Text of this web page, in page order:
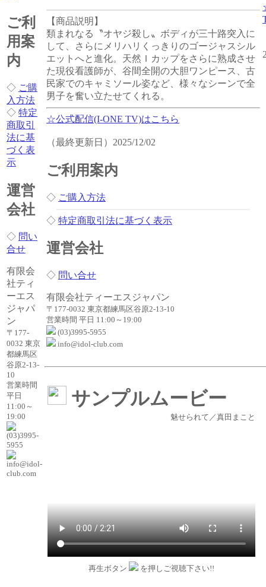
ご利
用案
内
◇ ご購
入方法
◇ 特定
商取引
法に基
づく表
示
運営
会社
◇ 問い
合せ
有限会
社ティ
ーエス
ジャパ
ン
〒177-
0032 東京
都練馬区
谷原2-13-
10
営業時間
平日
11:00～
19:00
(03)3995-
5955
info@idol-
club.com
【商品説明】
類まれなる〝オヤジ殺し〟ボディが三十路突入に
して、さらにメリハリくっきりのゴージャスシル
エットへと進化。天然Ｉカップをさらに熟成させ
た現役看護師が、谷間全開の大胆ワンピース、古
民家でのキャミソール姿など、様々なシーンで全
男子を奮い立たせてくれる。
☆公式配信(I-ONE TV)はこちら
（最終更新日）2025/12/02
ご利用案内
◇ ご購入方法
◇ 特定商取引法に基づく表示
運営会社
◇ 問い合せ
有限会社ティーエスジャパン
〒177-0032 東京都練馬区谷原2-13-10
営業時間 平日 11:00～19:00
(03)3995-5955
info@idol-club.com
サンプルムービー
魅せられて／真田まこと
再生ボタン を押しご視聴下さい!!